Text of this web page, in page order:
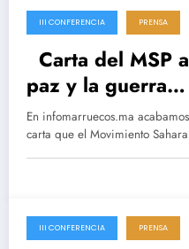
III CONFERENCIA PRENSA
Carta del MSP
paz y la
la utopía
En infomarruecos.ma
carta que el Movimiento
17 abril 2025
III CONFERENCIA PRENSA